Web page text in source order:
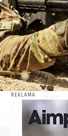
REKLAMA